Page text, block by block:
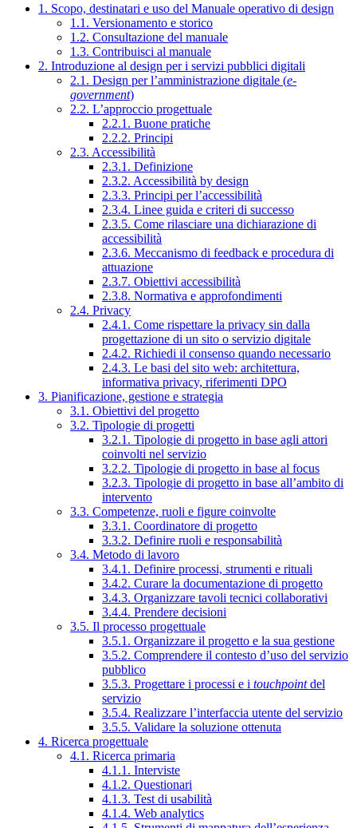
1. Scopo, destinatari e uso del Manuale operativo di design
1.1. Versionamento e storico
1.2. Consultazione del manuale
1.3. Contribuisci al manuale
2. Introduzione al design per i servizi pubblici digitali
2.1. Design per l’amministrazione digitale (e-
government)
2.2. L’approccio progettuale
2.2.1. Buone pratiche
2.2.2. Principi
2.3. Accessibilità
2.3.1. Definizione
2.3.2. Accessibilità by design
2.3.3. Principi per l’accessibilità
2.3.4. Linee guida e criteri di successo
2.3.5. Come rilasciare una dichiarazione di
accessibilità
2.3.6. Meccanismo di feedback e procedura di
attuazione
2.3.7. Obiettivi accessibilità
2.3.8. Normativa e approfondimenti
2.4. Privacy
2.4.1. Come rispettare la privacy sin dalla
progettazione di un sito o servizio digitale
2.4.2. Richiedi il consenso quando necessario
2.4.3. Le basi del sito web: architettura,
informativa privacy, riferimenti DPO
3. Pianificazione, gestione e strategia
3.1. Obiettivi del progetto
3.2. Tipologie di progetti
3.2.1. Tipologie di progetto in base agli attori
coinvolti nel servizio
3.2.2. Tipologie di progetto in base al focus
3.2.3. Tipologie di progetto in base all’ambito di
intervento
3.3. Competenze, ruoli e figure coinvolte
3.3.1. Coordinatore di progetto
3.3.2. Definire ruoli e responsabilità
3.4. Metodo di lavoro
3.4.1. Definire processi, strumenti e rituali
3.4.2. Curare la documentazione di progetto
3.4.3. Organizzare tavoli tecnici collaborativi
3.4.4. Prendere decisioni
3.5. Il processo progettuale
3.5.1. Organizzare il progetto e la sua gestione
3.5.2. Comprendere il contesto d’uso del servizio
pubblico
3.5.3. Progettare i processi e i touchpointdel
servizio
3.5.4. Realizzare l’interfaccia utente del servizio
3.5.5. Validare la soluzione ottenuta
4. Ricerca progettuale
4.1. Ricerca primaria
4.1.1. Interviste
4.1.2. Questionari
4.1.3. Test di usabilità
4.1.4. Web analytics